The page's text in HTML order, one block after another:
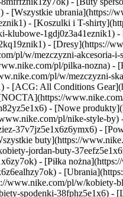
[Wszystkie
- [Koszulki i T-
klubowe-
-
pl/w/mezczyzni-akcesoria-
pl/pilka-nozna)
pl/w/mezczyzni-
[ACG: All Conditions
- [Nowe
pl/nike-style-
37v7jz5e1x6z6ymx6) -
buty](https://
jordan-buty-
- [Piłka
-
www.nike.com/pl/w/
spodenki-38fphz5e1x6)